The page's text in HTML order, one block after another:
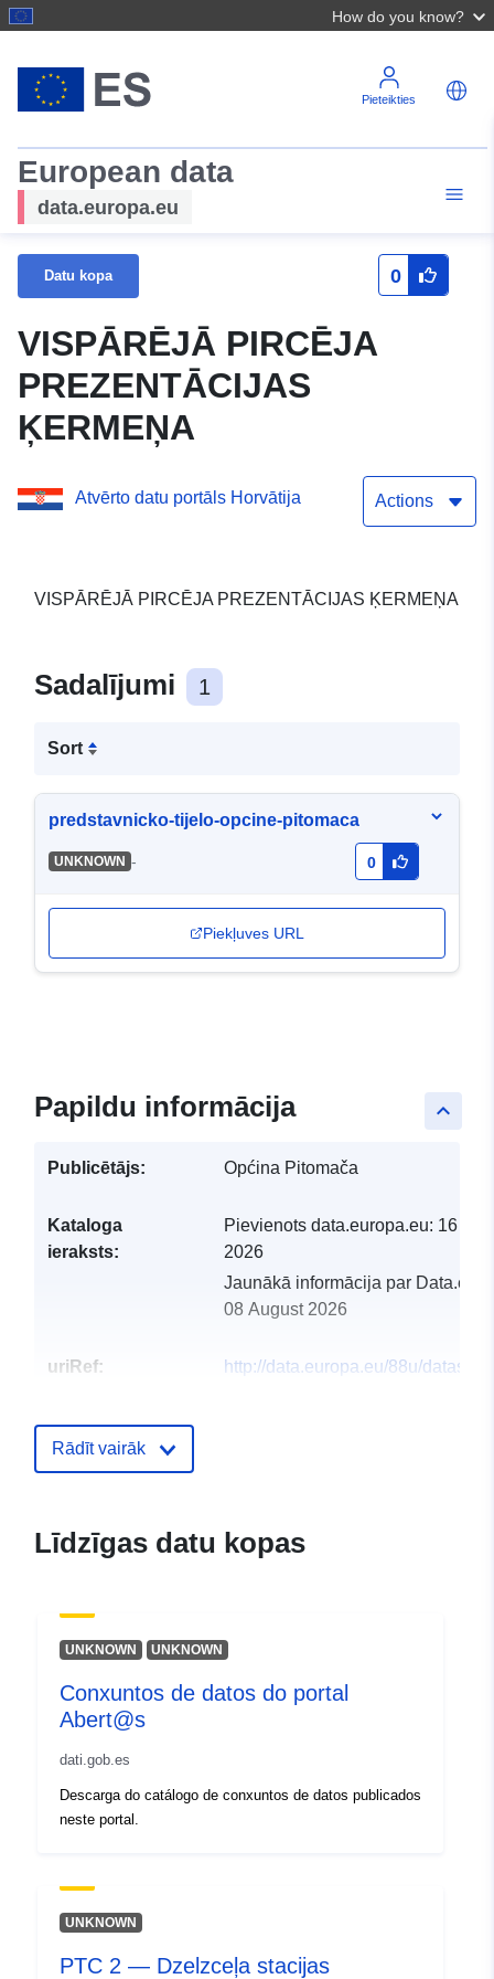
How do you know?
Pieteikties
European data
data.europa.eu
Datu kopa 0
VISPĀRĒJĀ PIRCĒJA
PREZENTĀCIJAS
ĶERMEŅA
Atvērto datu portāls Horvātija Actions
VISPĀRĒJĀ PIRCĒJA PREZENTĀCIJAS ĶERMEŅA
Sadalījumi 1
Sort
predstavnicko-tijelo-opcine-pitomaca
UNKNOWN - 0
Piekļuves URL
keyboard_arrow_up
Papildu informācija
Publicētājs: Općina Pitomača
Kataloga
ieraksts:
Pievienots data.europa.eu: 16
2026
Jaunākā informācija par
08 August 2026
uriRef:
http://data.europa.eu/88u/dataset/
Rādīt vairāk
Līdzīgas datu kopas
UNKNOWN UNKNOWN
Conxuntos de datos do portal
Abert@s
dati.gob.es
Descarga do catálogo de conxuntos de datos publicados
neste portal.
UNKNOWN
PTC 2 — Dzelzceļa stacijas